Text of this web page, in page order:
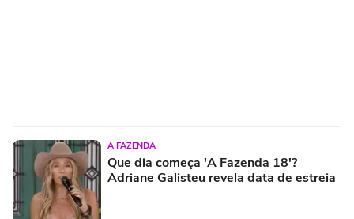
A FAZENDA
Que dia começa 'A Fazenda 18'?
Adriane Galisteu revela data de estreia